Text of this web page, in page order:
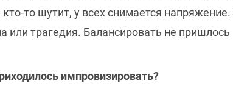
то шутит, у всех снимается
трагедия. Балансировать не
импровизировать?